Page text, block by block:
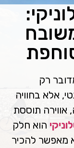
סוחפת
רק
אלא בחוויה
תוססת
הוא חלק
מאפשר להכיר